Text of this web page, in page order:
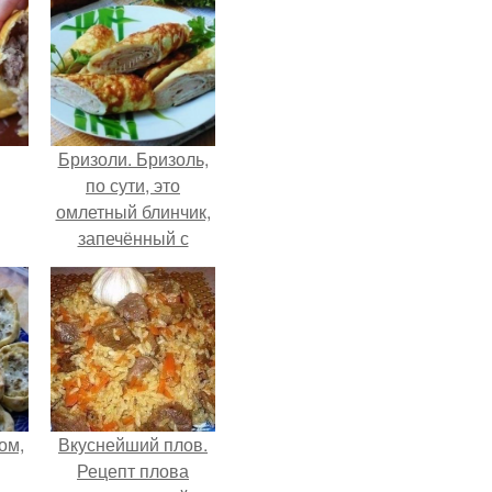
Бризоли. Бризоль,
по сути, это
омлетный блинчик,
запечённый с
фаршем в духовке.
Вкуснейший плов.
Рецепт плова